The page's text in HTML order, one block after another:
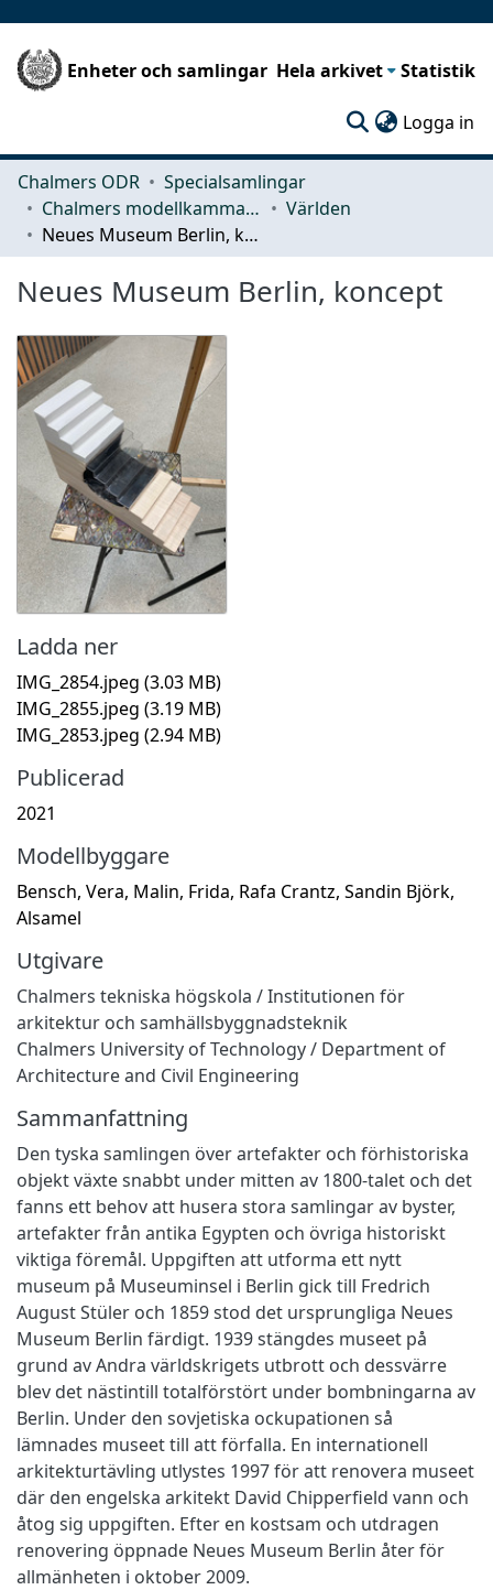
Enheter och samlingar Hela arkivet Statistik
Logga in
Chalmers ODR
Specialsamlingar
Chalmers modellkammare
Världen
Neues Museum Berlin, koncept
Neues Museum Berlin, koncept
Ladda ner
IMG_2854.jpeg (3.03 MB)
IMG_2855.jpeg (3.19 MB)
IMG_2853.jpeg (2.94 MB)
Publicerad
2021
Modellbyggare
Bensch, Vera, Malin, Frida, Rafa Crantz, Sandin Björk,
Alsamel
Utgivare
Chalmers tekniska högskola / Institutionen för
arkitektur och samhällsbyggnadsteknik
Chalmers University of Technology / Department of
Architecture and Civil Engineering
Sammanfattning
Den tyska samlingen över artefakter och förhistoriska
objekt växte snabbt under mitten av 1800-talet och det
fanns ett behov att husera stora samlingar av byster,
artefakter från antika Egypten och övriga historiskt
viktiga föremål. Uppgiften att utforma ett nytt
museum på Museuminsel i Berlin gick till Fredrich
August Stüler och 1859 stod det ursprungliga Neues
Museum Berlin färdigt. 1939 stängdes museet på
grund av Andra världskrigets utbrott och dessvärre
blev det nästintill totalförstört under bombningarna av
Berlin. Under den sovjetiska ockupationen så
lämnades museet till att förfalla. En internationell
arkitekturtävling utlystes 1997 för att renovera museet
där den engelska arkitekt David Chipperfield vann och
åtog sig uppgiften. Efter en kostsam och utdragen
renovering öppnade Neues Museum Berlin åter för
allmänheten i oktober 2009.